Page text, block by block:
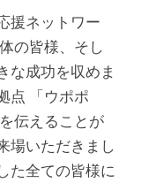
援ネットワー
の皆様、そし
な成功を収めま
点 「ウポポ
伝えることが
場いただきまし
た全ての皆様に